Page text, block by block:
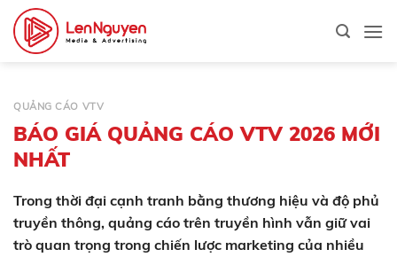
qua
QUẢNG CÁO VTV
BÁO GIÁ QUẢNG CÁO VTV 2026 MỚI
NHẤT
Trong thời đại cạnh tranh bằng thương hiệu và độ phủ
truyền thông, quảng cáo trên truyền hình vẫn giữ vai
trò quan trọng trong chiến lược marketing của nhiều